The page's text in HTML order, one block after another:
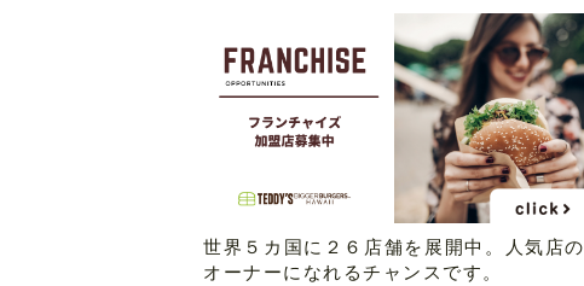
世界５カ国に２６店舗を展開中。人気店の
オーナーになれるチャンスです。